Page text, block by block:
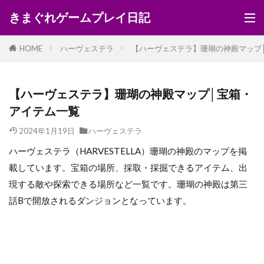
きまぐれゲームプレイ日記
HOME ハーヴェステラ 【ハーヴェステラ】珊瑚の神殿マッ
【ハーヴェステラ】珊瑚の神殿マップ│宝箱・
アイテム一覧
2024年1月19日 ハーヴェステラ
ハーヴェステラ（HARVESTELLA）珊瑚の神殿のマップを掲
載しています。宝箱の場所、採取・採掘できるアイテム、出
現する敵や探索できる場所など一覧です。珊瑚の神殿は第三
話Bで開放されるダンジョンとなっています。